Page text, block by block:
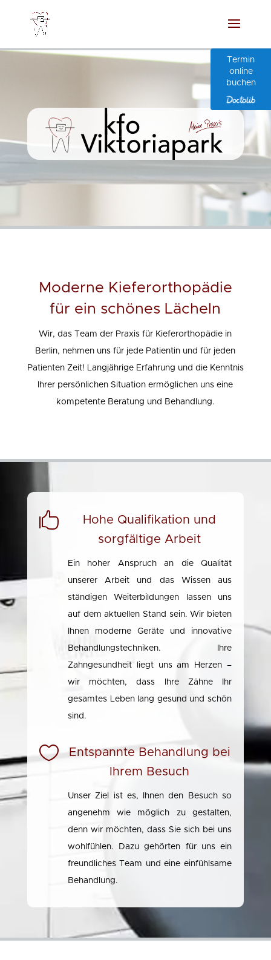
Termin
online
buchen
Moderne Kieferorthopädie
für ein schönes Lächeln
Wir, das Team der Praxis für Kieferorthopädie in
Berlin, nehmen uns für jede Patientin und für jeden
Patienten Zeit! Langjährige Erfahrung und die Kenntnis
Ihrer persönlichen Situation ermöglichen uns eine
kompetente Beratung und Behandlung.

Hohe Qualifikation und
sorgfältige Arbeit
Ein hoher Anspruch an die Qualität
unserer Arbeit und das Wissen aus
ständigen Weiterbildungen lassen uns
auf dem aktuellen Stand sein. Wir bieten
Ihnen moderne Geräte und innovative
Behandlungstechniken.
Ihre
Zahngesundheit liegt uns am Herzen –
wir möchten, dass Ihre Zähne Ihr
gesamtes Leben lang gesund und schön
sind.

Entspannte Behandlung bei
Ihrem Besuch
Unser Ziel ist es, Ihnen den Besuch so
angenehm wie möglich zu gestalten,
denn wir möchten, dass Sie sich bei uns
wohlfühlen. Dazu gehörten für uns ein
freundliches Team und eine einfühlsame
Behandlung.